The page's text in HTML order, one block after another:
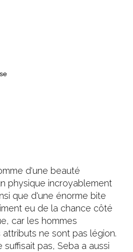
d'une beauté
physique incroyablement
que d'une énorme bite
eu de la chance côté
car les hommes
ne sont pas légion.
suffisait pas, Seba a aussi